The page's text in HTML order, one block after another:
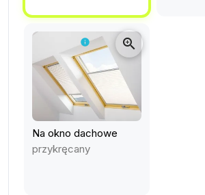
info zoom_in
Na okno dachowe
przykręcany